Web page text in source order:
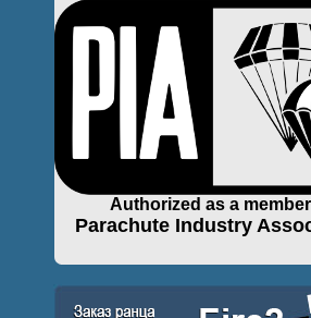
Authorized as a
Parachute Industry